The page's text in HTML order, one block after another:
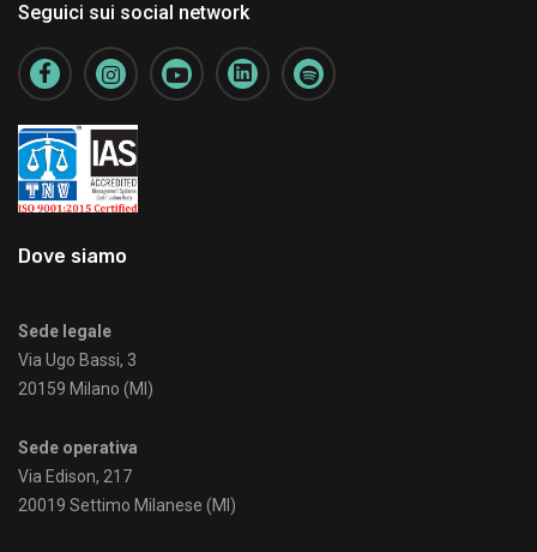
Seguici sui social network
Dove siamo
Sede legale
Via Ugo Bassi, 3
20159 Milano (MI)
Sede operativa
Via Edison, 217
20019 Settimo Milanese (MI)